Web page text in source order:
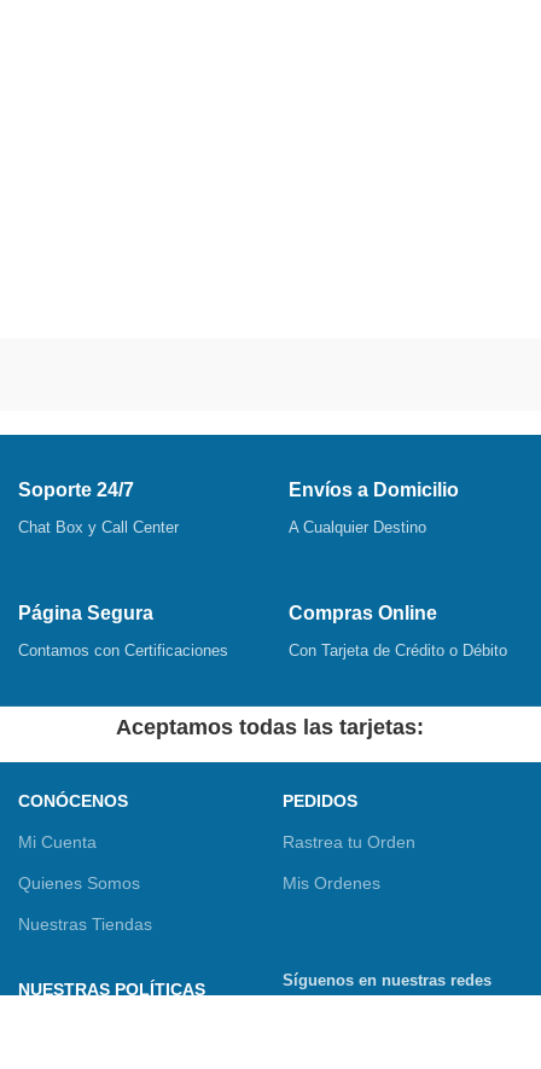
Soporte 24/7
Chat Box y Call Center
Envíos a Domicilio
A Cualquier Destino
Página Segura
Contamos con Certificaciones
Compras Online
Con Tarjeta de Crédito o Débito
Aceptamos todas las tarjetas:
CONÓCENOS
Mi Cuenta
Quienes Somos
Nuestras Tiendas
PEDIDOS
Rastrea tu Orden
Mis Ordenes
NUESTRAS POLÍTICAS
Síguenos en nuestras redes